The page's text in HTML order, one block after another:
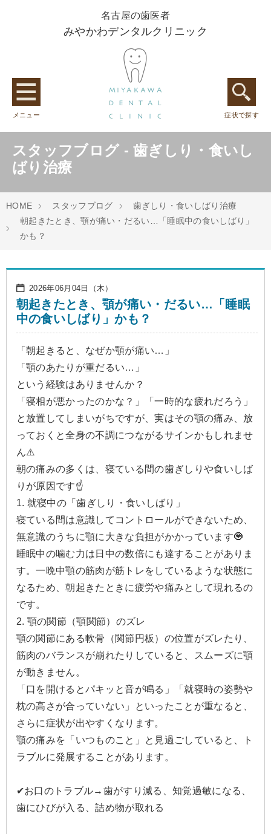
名古屋の歯医者
みやかわデンタルクリニック
メニュー 症状で探す
スタッフブログ - 歯ぎしり・食いし
ばり治療
HOME スタッフブログ
歯ぎしり・食いしばり治療
朝起きたとき、顎が痛い・だるい…「睡眠中の食いしばり」
かも？
2026年06月04日（木）
朝起きたとき、顎が痛い・だるい…「睡眠
中の食いしばり」かも？
「朝起きると、なぜか顎が痛い…」
「顎のあたりが重だるい…」
という経験はありませんか？
「寝相が悪かったのかな？」「一時的な疲れだろう」
と放置してしまいがちですが、実はその顎の痛み、放
っておくと全身の不調につながるサインかもしれませ
ん⚠️
朝の痛みの多くは、寝ている間の歯ぎしりや食いしば
りが原因です☝️
1. 就寝中の「歯ぎしり・食いしばり」
寝ている間は意識してコントロールができないため、
無意識のうちに顎に大きな負担がかかっています🧿
睡眠中の噛む力は日中の数倍にも達することがありま
す。一晩中顎の筋肉が筋トレをしているような状態に
なるため、朝起きたときに疲労や痛みとして現れるの
です。
2. 顎の関節（顎関節）のズレ
顎の関節にある軟骨（関節円板）の位置がズレたり、
筋肉のバランスが崩れたりしていると、スムーズに顎
が動きません。
「口を開けるとパキッと音が鳴る」「就寝時の姿勢や
枕の高さが合っていない」といったことが重なると、
さらに症状が出やすくなります。
顎の痛みを「いつものこと」と見過ごしていると、ト
ラブルに発展することがあります。
✔︎お口のトラブル→歯がすり減る、知覚過敏になる、
歯にひびが入る、詰め物が取れる